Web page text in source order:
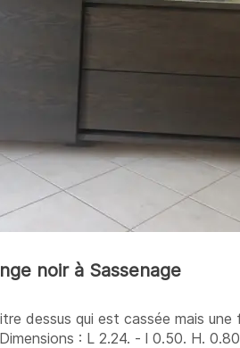
noir à Sassenage
dessus qui est cassée mais une
: L 2.24. - l 0.50. H. 0.80